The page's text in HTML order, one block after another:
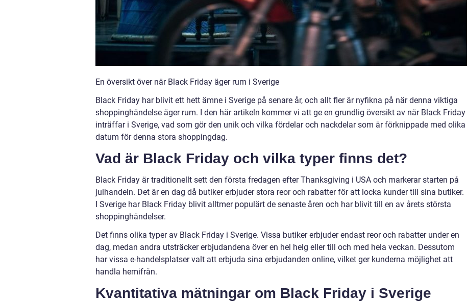
En översikt över när Black Friday äger rum i Sverige
Black Friday har blivit ett hett ämne i Sverige på senare år, och allt fler är nyfikna på när denna viktiga
shoppinghändelse äger rum. I den här artikeln kommer vi att ge en grundlig översikt av när Black Friday
inträffar i Sverige, vad som gör den unik och vilka fördelar och nackdelar som är förknippade med olika
datum för denna stora shoppingdag.
Vad är Black Friday och vilka typer finns det?
Black Friday är traditionellt sett den första fredagen efter Thanksgiving i USA och markerar starten på
julhandeln. Det är en dag då butiker erbjuder stora reor och rabatter för att locka kunder till sina butiker.
I Sverige har Black Friday blivit alltmer populärt de senaste åren och har blivit till en av årets största
shoppinghändelser.
Det finns olika typer av Black Friday i Sverige. Vissa butiker erbjuder endast reor och rabatter under en
dag, medan andra utsträcker erbjudandena över en hel helg eller till och med hela veckan. Dessutom
har vissa e-handelsplatser valt att erbjuda sina erbjudanden online, vilket ger kunderna möjlighet att
handla hemifrån.
Kvantitativa mätningar om Black Friday i Sverige